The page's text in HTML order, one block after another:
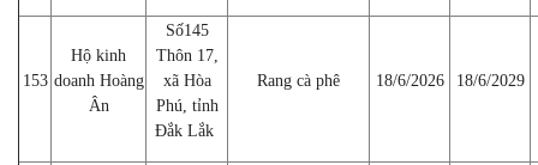
153
Hộ kinh
doanh Hoàng
Ân
Số145
Thôn 17,
xã Hòa
Phú, tỉnh
Đắk Lắk
Rang cà phê 18/6/2026 18/6/2029